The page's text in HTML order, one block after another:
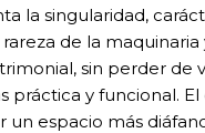
la singularidad,
de la maquinaria
sin perder de
práctica y funcional. El
un espacio más